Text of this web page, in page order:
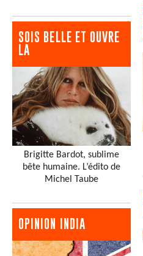
SOIS BELLE ET OUVRE
LA
Brigitte Bardot, sublime
bête humaine. L’édito de
Michel Taube
OPINION INDIA